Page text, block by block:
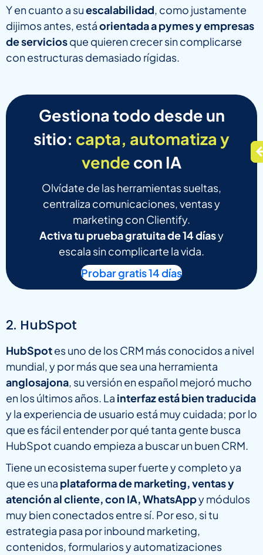
Y en cuanto a suescalabilidad, como justamente
dijimos antes, estáorientada a pymes y empresas
de serviciosque quieren crecer sin complicarse
con estructuras demasiado rígidas.
Gestiona todo desde un
sitio: capta, automatiza y
vende con IA
Olvídate de las herramientas sueltas,
centraliza comunicaciones, ventas y
marketing con Clientify.
Activa tu prueba gratuita de 14 díasy
escala sin complicarte la vida.
Probar gratis 14 días
2. HubSpot
HubSpotes uno de los CRM más conocidos a nivel
mundial, y por más que sea una herramienta
anglosajona, su versión en español mejoró mucho
en los últimos años. La interfaz está bien traducida
y la experiencia de usuario está muy cuidada; por lo
que es fácil entender por qué tanta gente busca
HubSpot cuando empieza a buscar un buen CRM.
Tiene un ecosistema super fuerte y completo ya
que es una plataforma de marketing, ventas y
atención al cliente, con IA, WhatsAppy módulos
muy bien conectados entre sí. Por eso, si tu
estrategia pasa por inbound marketing,
contenidos, formularios y automatizaciones